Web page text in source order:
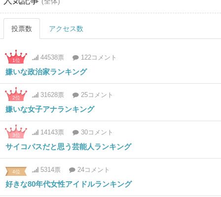
投票数 アクセス数
1位 44538票 122コメント
嫌いな政治家ランキング
2位 31628票 25コメント
嫌いな女子アナランキング
3位 14143票 30コメント
サイコパスだと思う芸能人ランキング
4位 5314票 24コメント
好きな80年代女性アイドルランキング